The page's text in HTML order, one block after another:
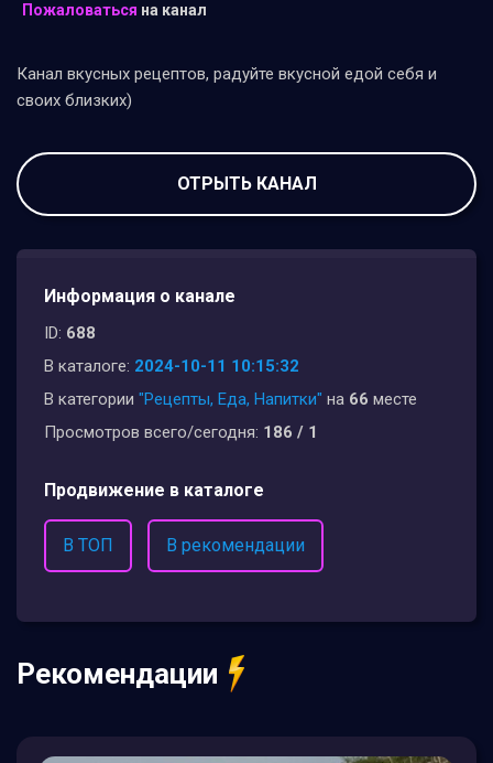
Пожаловаться на канал
Канал вкусных рецептов, радуйте вкусной едой себя и
своих близких)
ОТРЫТЬ КАНАЛ
Информация о канале
ID: 688
В каталоге: 2024-10-11 10:15:32
В категории "Рецепты, Еда, Напитки" на 66 месте
Просмотров всего/сегодня: 186 / 1
Продвижение в каталоге
В ТОП В рекомендации
Рекомендации